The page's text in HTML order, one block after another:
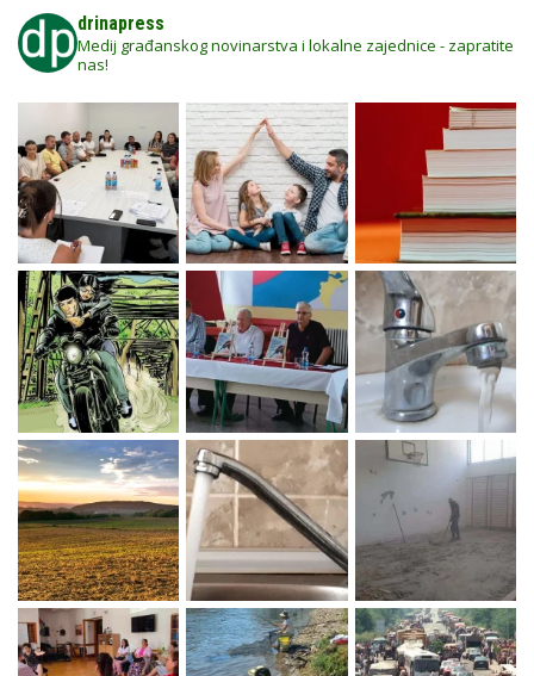
drinapress
Medij građanskog novinarstva i lokalne zajednice - zapratite
nas!